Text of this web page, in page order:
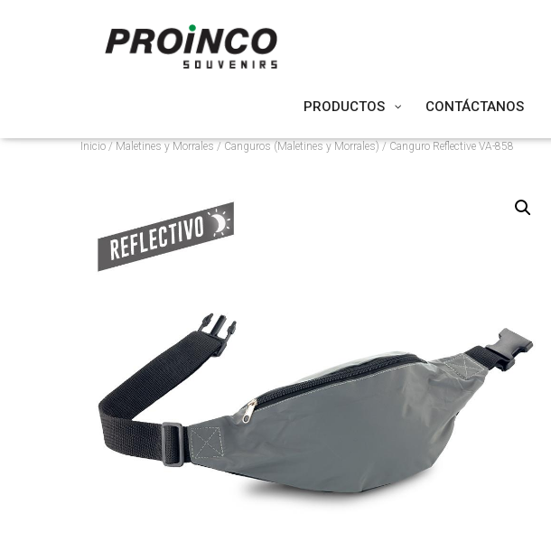
PRODUCTOS CONTÁCTANOS
Inicio/ Maletines y Morrales / Canguros (Maletines y Morrales) / Canguro Reflective VA-858